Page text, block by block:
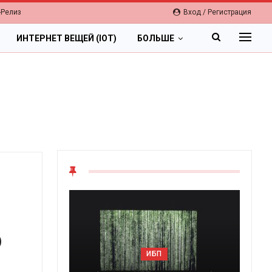
Вход / Регистрация
ИНТЕРНЕТ ВЕЩЕЙ (IOT) БОЛЬШЕ
ИБП